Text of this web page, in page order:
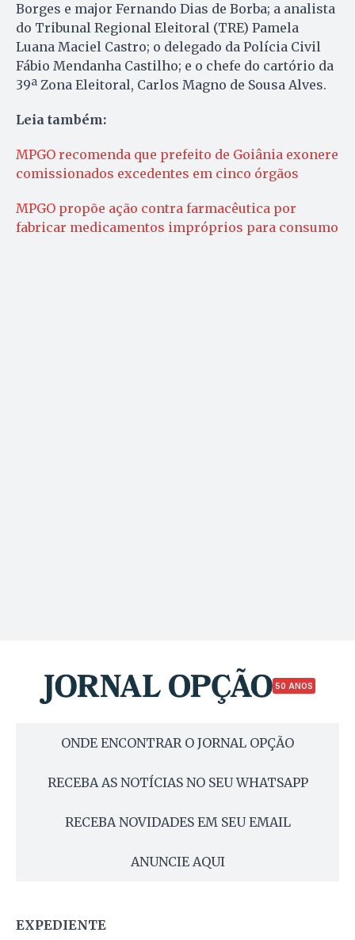
Borges e major Fernando Dias de Borba; a analista
do Tribunal Regional Eleitoral (TRE) Pamela
Luana Maciel Castro; o delegado da Polícia Civil
Fábio Mendanha Castilho; e o chefe do cartório da
39ª Zona Eleitoral, Carlos Magno de Sousa Alves.
Leia também:
MPGO recomenda que prefeito de Goiânia exonere
comissionados excedentes em cinco órgãos
MPGO propõe ação contra farmacêutica por
fabricar medicamentos impróprios para consumo
50 ANOS
ONDE ENCONTRAR O JORNAL OPÇÃO
RECEBA AS NOTÍCIAS NO SEU WHATSAPP
RECEBA NOVIDADES EM SEU EMAIL
ANUNCIE AQUI
EXPEDIENTE